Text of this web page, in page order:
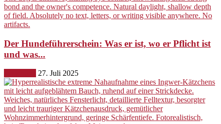
Der Hundeführerschein: Was er ist, wo er Pflicht ist
und was...
27. Juli 2025